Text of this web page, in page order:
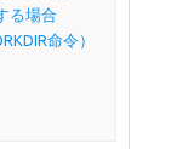
る場合
命令）